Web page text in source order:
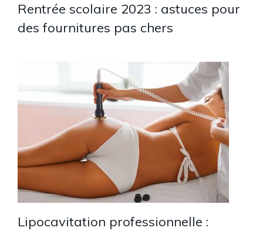
Rentrée scolaire 2023 : astuces pour
des fournitures pas chers
Lipocavitation professionnelle :